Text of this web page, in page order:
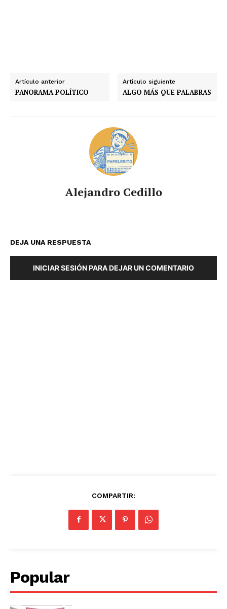
Artículo anterior
PANORAMA POLÍTICO
Artículo siguiente
ALGO MÁS QUE PALABRAS
Alejandro Cedillo
DEJA UNA RESPUESTA
INICIAR SESIÓN PARA DEJAR UN COMENTARIO
COMPARTIR:
Popular